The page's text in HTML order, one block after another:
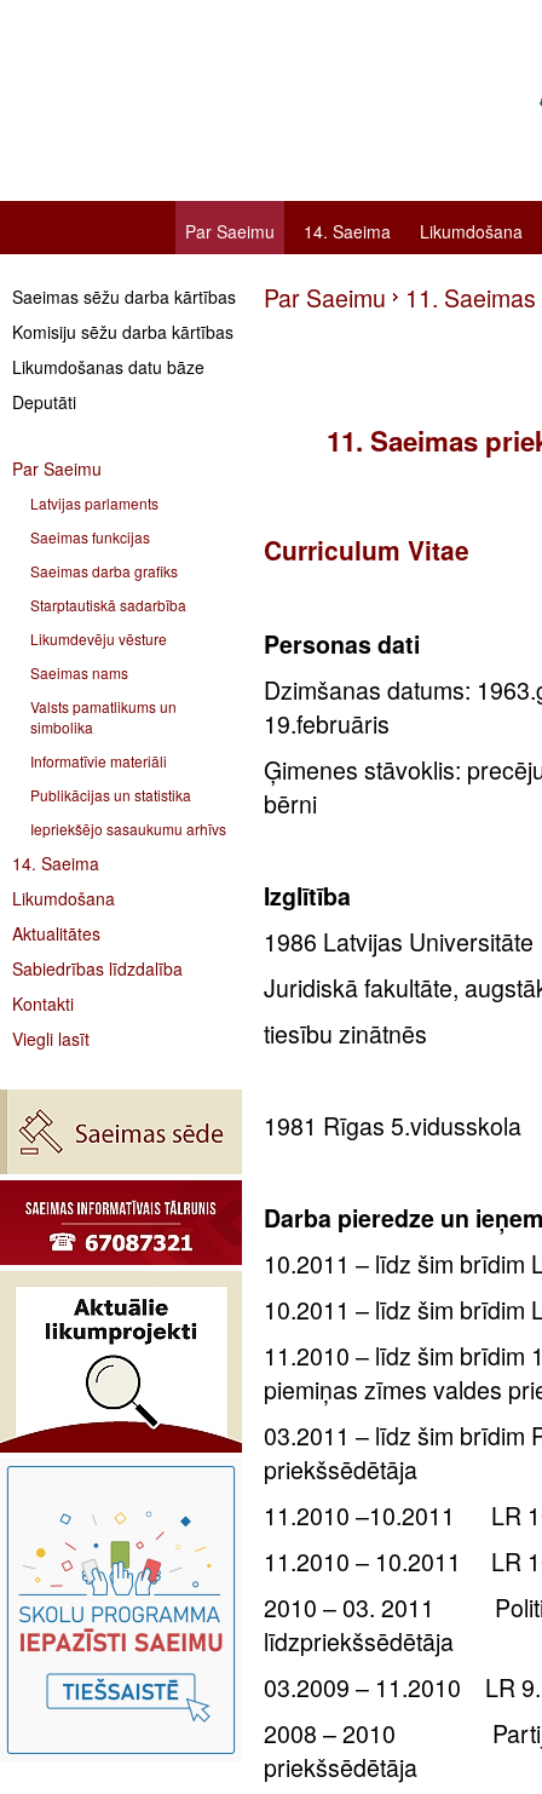
Par Saeimu 14. Saeima Likumdošana
Saeimas sēžu darba kārtības
Komisiju sēžu darba kārtības
Likumdošanas datu bāze
Deputāti
Par Saeimu
Latvijas parlaments
Saeimas funkcijas
Saeimas darba grafiks
Starptautiskā sadarbība
Likumdevēju vēsture
Saeimas nams
Valsts pamatlikums un
simbolika
Informatīvie materiāli
Publikācijas un statistika
Iepriekšējo sasaukumu arhīvs
14. Saeima
Likumdošana
Aktualitātes
Sabiedrības līdzdalība
Kontakti
Viegli lasīt
Par Saeimu 11.
11. Saeimas
Curriculum Vitae
Personas dati
Dzimšanas datums:
19.februāris
Ģimenes stāvoklis:
bērni
Izglītība
1986 Latvijas Universitāte
Juridiskā fakultāte,
tiesību zinātnēs
1981 Rīgas 5.vidusskola
Darba pieredze un
10.2011 – līdz šim brīdim
10.2011 – līdz šim brīdim
11.2010 – līdz šim brīdim
piemiņas zīmes valdes
03.2011 – līdz šim brīdim
priekšsēdētāja
11.2010 –10.2011 LR
11.2010 – 10.2011 LR
2010 – 03. 2011
līdzpriekšsēdētāja
03.2009 – 11.2010 LR
2008 – 2010 Partijas
priekšsēdētāja